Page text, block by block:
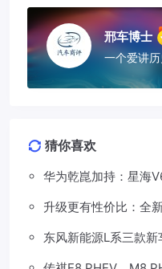
邢车博士
一个爱讲
猜你喜欢
华为乾崑加持：星海
升级更有性价比：全
东风新能源L系三款